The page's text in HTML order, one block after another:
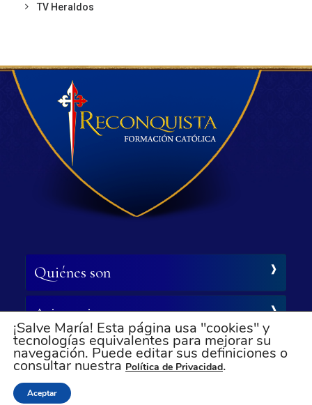
TV Heraldos
Quiénes son
Asistencia
Síganos
¡Salve María! Esta página usa "cookies" y
tecnologías equivalentes para mejorar su
navegación. Puede editar sus definiciones o
consultar nuestra Política de Privacidad.
Aceptar